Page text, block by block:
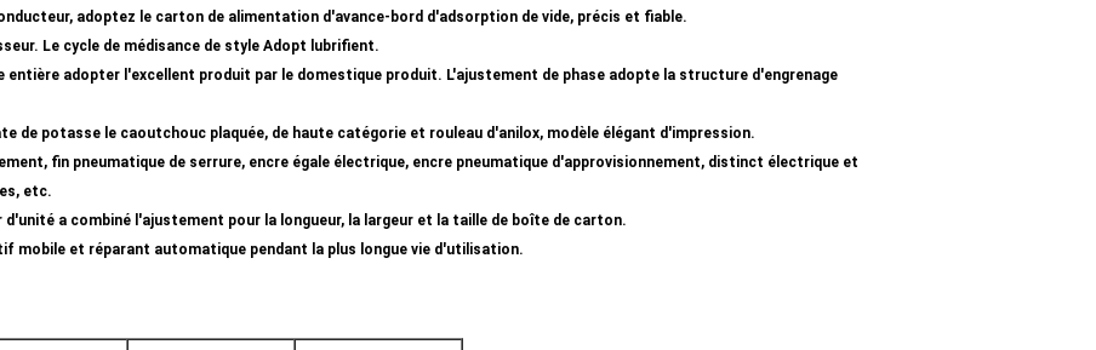
adoptez le carton de alimentation d'avance-bord d'adsorption de vide, précis et fiable.
Le cycle de médisance de style Adopt lubrifient.
entière adopter l'excellent produit par le domestique produit. L'ajustement de phase adopte la structure d'engrenage
de potasse le caoutchouc plaquée, de haute catégorie et rouleau d'anilox, modèle élégant d'impression.
fin pneumatique de serrure, encre égale électrique, encre pneumatique d'approvisionnement, distinct électrique et
etc.
a combiné l'ajustement pour la longueur, la largeur et la taille de boîte de carton.
mobile et réparant automatique pendant la plus longue vie d'utilisation.